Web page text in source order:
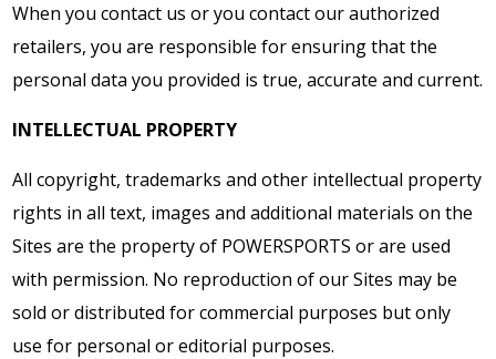
When you contact us or you contact our authorized
retailers, you are responsible for ensuring that the
personal data you provided is true, accurate and current.
INTELLECTUAL PROPERTY
All copyright, trademarks and other intellectual property
rights in all text, images and additional materials on the
Sites are the property of POWERSPORTS or are used
with permission. No reproduction of our Sites may be
sold or distributed for commercial purposes but only
use for personal or editorial purposes.